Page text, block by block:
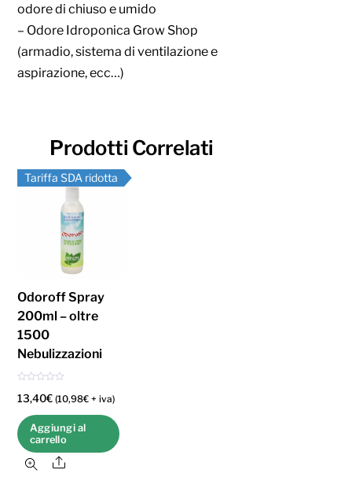
odore di chiuso e umido
– Odore Idroponica Grow Shop
(armadio, sistema di ventilazione e
aspirazione, ecc…)
Prodotti Correlati
Tariffa SDA ridotta
Odoroff Spray
200ml – oltre
1500
Nebulizzazioni
a
t
a
t
o
s
13,40€ (10,98€ + iva)
Aggiungi al
carrello
Share